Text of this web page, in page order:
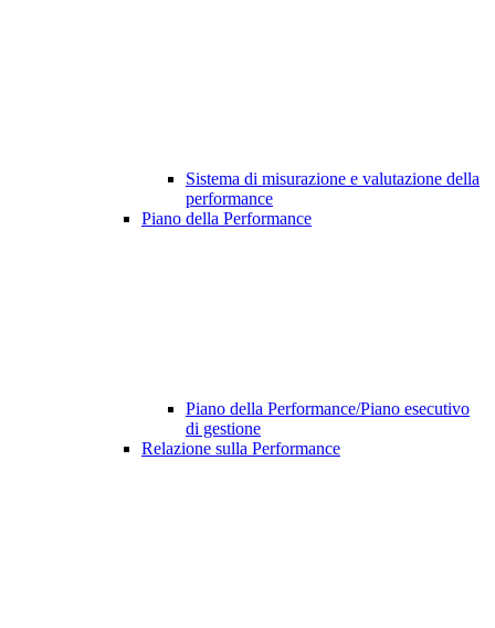
Sistema di misurazione e valutazione della
performance
Piano della Performance
Piano della Performance/Piano esecutivo
di gestione
Relazione sulla Performance